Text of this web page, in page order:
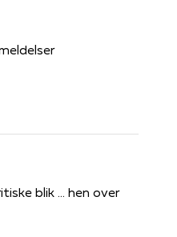
blik ... hen over